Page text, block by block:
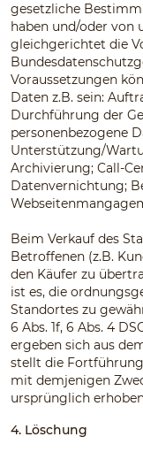
gesetzliche
haben und/oder von
gleichgerichtet die
Voraussetzungen
Daten z.B. sein:
Durchführung der
personenbezogene
Unterstützung/
Archivierung; Call-
Datenvernichtung;
Beim Verkauf des
Betroffenen (z.B.
den Käufer zu
ist es, die
Standortes zu
6 Abs. 1f, 6 Abs. 4
ergeben sich aus
stellt die
mit demjenigen
ursprünglich
4. Löschung